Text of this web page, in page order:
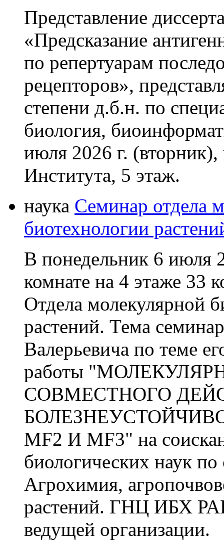
Представление
«Предсказание
по репертуарам
рецепторов»,
степени д.б.н. по
биология,
июля 2026 г.
Института, 5 этаж.
наука Семинар отдела
биотехнологии
В понедельник 6 июля
комнате на 4 этаже 33
Отдела молекулярной
растений. Тема
Валерьевича по теме
работы
СОВМЕСТНОГО
MF2 И MF3" на
биологических наук
Агрохимия,
растений. ГНЦ ИБХ
ведущей организации.